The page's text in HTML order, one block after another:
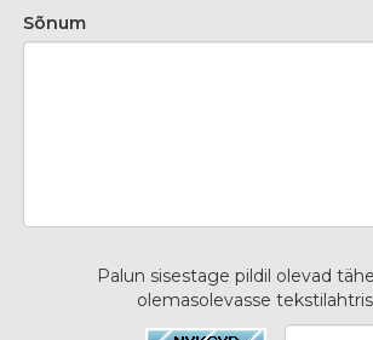
Sõnum
Palun sisestage pildil olevad
olemasolevasse